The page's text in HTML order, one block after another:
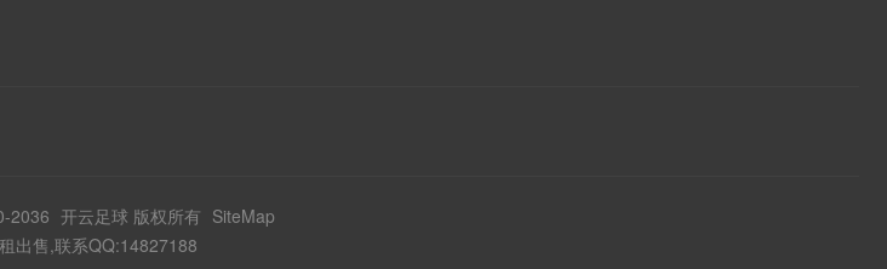
2036 开云足球 版权所有 SiteMap
出售,联系QQ:14827188